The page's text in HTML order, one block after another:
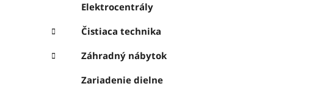
Elektrocentrály
Čistiaca technika
Záhradný nábytok
Zariadenie dielne